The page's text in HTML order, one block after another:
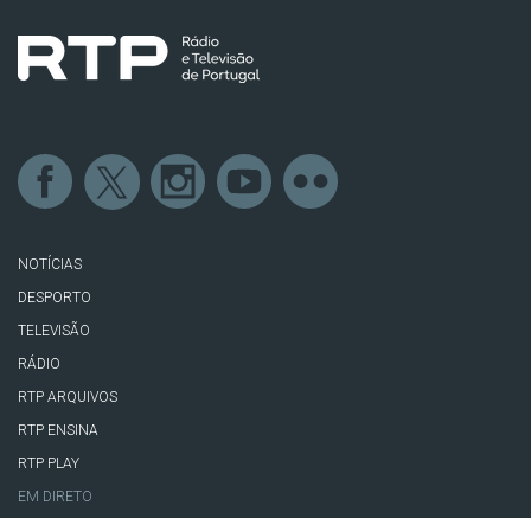
NOTÍCIAS
DESPORTO
TELEVISÃO
RÁDIO
RTP ARQUIVOS
RTP ENSINA
RTP PLAY
EM DIRETO